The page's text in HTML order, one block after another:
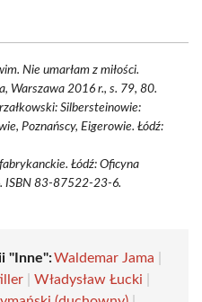
Nie umarłam z miłości.
Warszawa 2016 r., s. 79, 80.
Silbersteinowie:
Poznańscy, Eigerowie. Łódź:
Łódź: Oficyna
ISBN 83-87522-23-6.
"Inne":Waldemar Jama
Władysław Łucki